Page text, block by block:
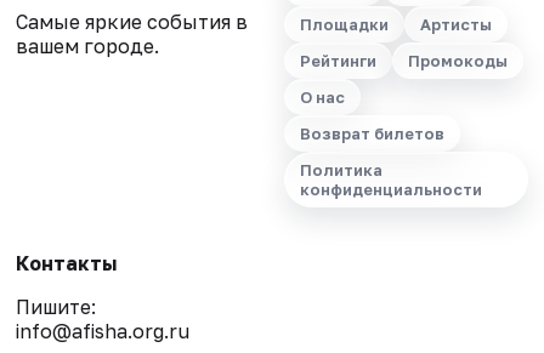
Самые яркие события в
вашем городе.
Площадки
Артисты
Рейтинги
Промокоды
О нас
Возврат билетов
Политика
конфиденциальности
Контакты
Пишите:
info@afisha.org.ru